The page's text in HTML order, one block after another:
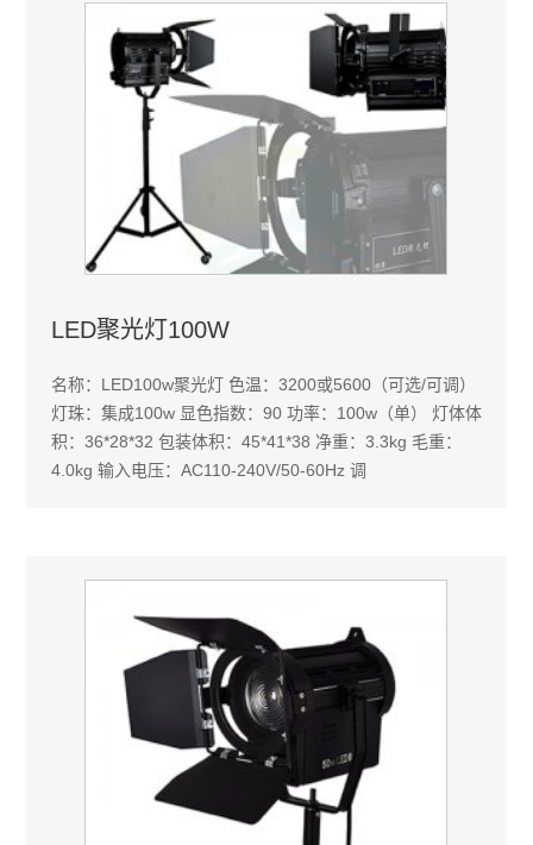
LED聚光灯100W
名称：LED100w聚光灯 色温：3200或5600（可选/可调）
灯珠：集成100w 显色指数：90 功率：100w（单） 灯体体
积：36*28*32 包装体积：45*41*38 净重：3.3kg 毛重：
4.0kg 输入电压：AC110-240V/50-60Hz 调